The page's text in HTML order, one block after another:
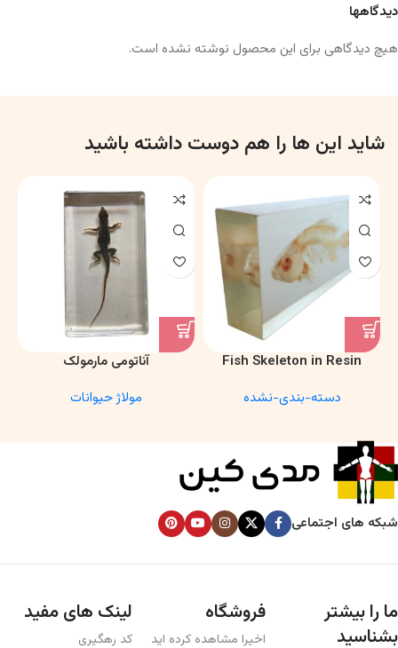
دیدگاهها
هیچ دیدگاهی برای این محصول نوشته نشده است.
شاید این ها را هم دوست داشته باشید
Fish Skeleton in Resin
Anatomy Specimen
دسته-بندی-نشده
آناتومی مارمولک
مولاژ حیوانات
شبکه های اجتماعی
ما را بیشتر
بشناسید
فروشگاه
اخیرا مشاهده کرده اید
لینک های مفید
کد رهگیری